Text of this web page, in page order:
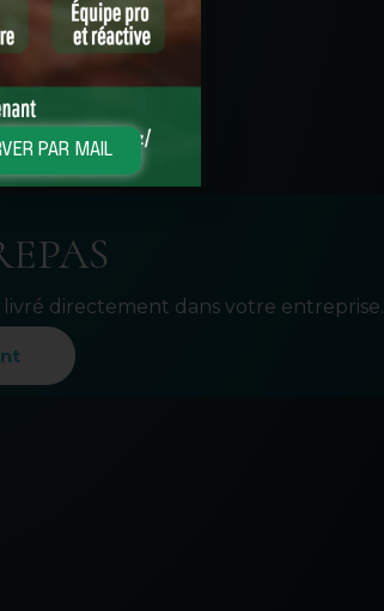
directement dans votre entreprise.
PAR MAIL